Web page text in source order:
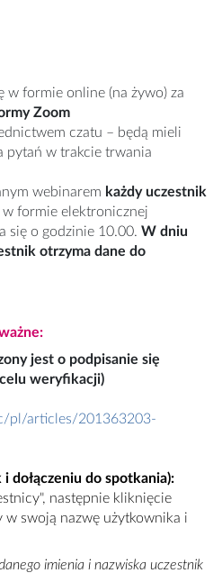
w formie online (na żywo) za
Zoom
czatu – będą mieli
pytań w trakcie trwania
webinarem każdy uczestnik
w formie elektronicznej
się o godzinie 10.00. W dniu
otrzyma dane do
jest o podpisanie się
weryfikacji)
pl/articles/201363203-
dołączeniu do spotkania):
następnie kliknięcie
w swoją nazwę użytkownika i
imienia i nazwiska uczestnik